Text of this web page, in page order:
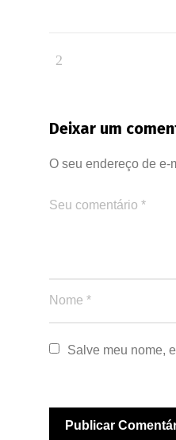
Deixar um
O seu endereço de e-
Salve meu nome,